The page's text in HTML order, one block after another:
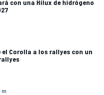
con una Hilux de hidrógeno
Corolla a los rallyes con un
m